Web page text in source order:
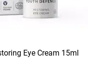
Eye Cream 15ml